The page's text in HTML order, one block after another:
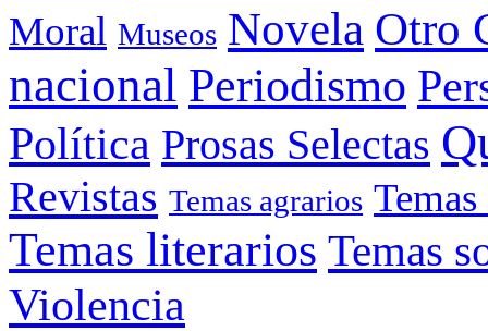
Moral Museos Novela Otro
nacional Periodismo
Política Prosas Selectas
Revistas Temas agrarios
Temas literarios Temas
Violencia